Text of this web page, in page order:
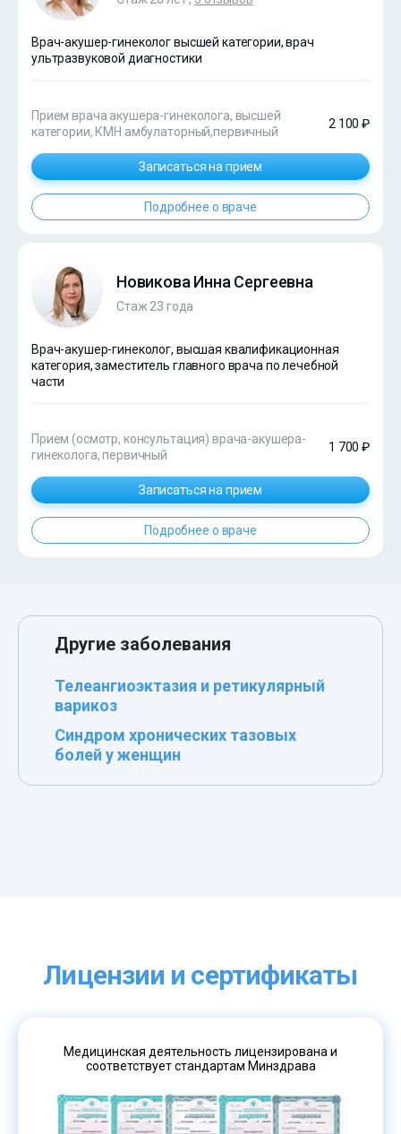
Врач-акушер-гинеколог высшей категории, врач
ультразвуковой диагностики
Прием врача акушера-гинеколога, высшей
категории, КМН амбулаторный,первичный
2 100 ₽
Записаться на прием
Подробнее о враче
Новикова Инна Сергеевна
Стаж 23 года
Врач-акушер-гинеколог, высшая квалификационная
категория, заместитель главного врача по лечебной
части
Прием (осмотр, консультация) врача-акушера-
гинеколога, первичный
1 700 ₽
Записаться на прием
Подробнее о враче
Другие заболевания
Телеангиоэктазия и ретикулярный
варикоз
Синдром хронических тазовых
болей у женщин
Лицензии и сертификаты
Медицинская деятельность лицензирована и
соответствует стандартам Минздрава